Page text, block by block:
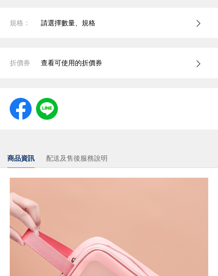
規格： 請選擇數量、規格
折價券 查看可使用的折價券
商品資訊 配送及售後服務說明